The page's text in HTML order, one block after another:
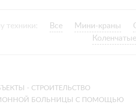
техники: Все Мини-краны
- СТРОИТЕЛЬСТВО
БОЛЬНИЦЫ С ПОМОЩЬЮ